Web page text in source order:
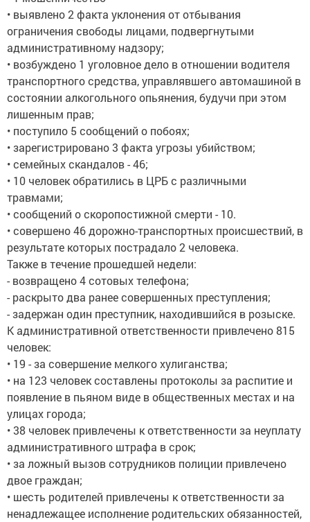
• выявлено 2 факта уклонения от отбывания
ограничения свободы лицами, подвергнутыми
административному надзору;
• возбуждено 1 уголовное дело в отношении водителя
транспортного средства, управлявшего автомашиной в
состоянии алкогольного опьянения, будучи при этом
лишенным прав;
• поступило 5 сообщений о побоях;
• зарегистрировано 3 факта угрозы убийством;
• семейных скандалов - 46;
• 10 человек обратились в ЦРБ с различными
травмами;
• сообщений о скоропостижной смерти - 10.
• совершено 46 дорожно-транспортных происшествий, в
результате которых пострадало 2 человека.
Также в течение прошедшей недели:
- возвращено 4 сотовых телефона;
- раскрыто два ранее совершенных преступления;
- задержан один преступник, находившийся в розыске.
К административной ответственности привлечено 815
человек:
• 19 - за совершение мелкого хулиганства;
• на 123 человек составлены протоколы за распитие и
появление в пьяном виде в общественных местах и на
улицах города;
• 38 человек привлечены к ответственности за неуплату
административного штрафа в срок;
• за ложный вызов сотрудников полиции привлечено
двое граждан;
• шесть родителей привлечены к ответственности за
ненадлежащее исполнение родительских обязанностей,